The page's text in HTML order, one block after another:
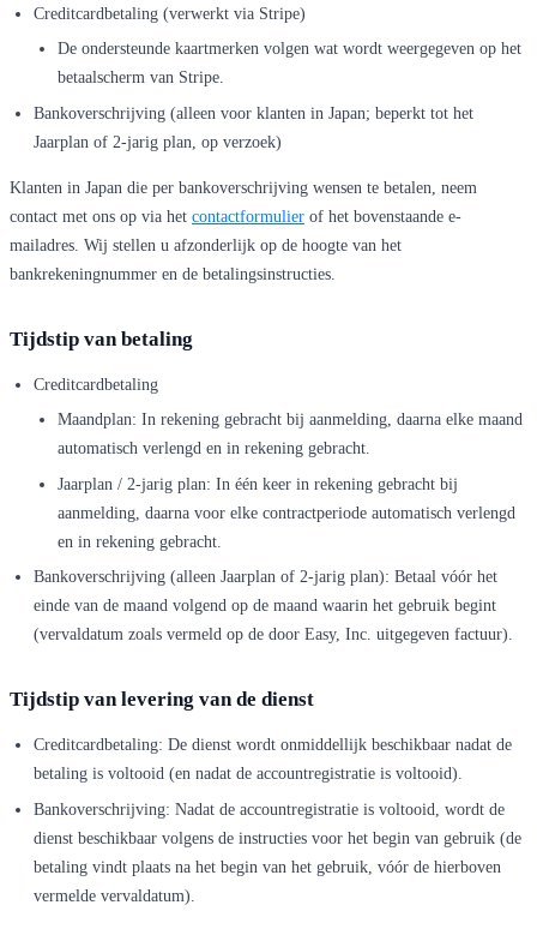
Creditcardbetaling (verwerkt via Stripe)
De ondersteunde kaartmerken volgen wat wordt weergegeven op het
betaalscherm van Stripe.
Bankoverschrijving (alleen voor klanten in Japan; beperkt tot het
Jaarplan of 2-jarig plan, op verzoek)
Klanten in Japan die per bankoverschrijving wensen te betalen, neem
contact met ons op via het contactformulier of het bovenstaande e-
mailadres. Wij stellen u afzonderlijk op de hoogte van het
bankrekeningnummer en de betalingsinstructies.
Tijdstip van betaling
Creditcardbetaling
Maandplan: In rekening gebracht bij aanmelding, daarna elke maand
automatisch verlengd en in rekening gebracht.
Jaarplan / 2-jarig plan: In één keer in rekening gebracht bij
aanmelding, daarna voor elke contractperiode automatisch verlengd
en in rekening gebracht.
Bankoverschrijving (alleen Jaarplan of 2-jarig plan): Betaal vóór het
einde van de maand volgend op de maand waarin het gebruik begint
(vervaldatum zoals vermeld op de door Easy, Inc. uitgegeven factuur).
Tijdstip van levering van de dienst
Creditcardbetaling: De dienst wordt onmiddellijk beschikbaar nadat de
betaling is voltooid (en nadat de accountregistratie is voltooid).
Bankoverschrijving: Nadat de accountregistratie is voltooid, wordt de
dienst beschikbaar volgens de instructies voor het begin van gebruik (de
betaling vindt plaats na het begin van het gebruik, vóór de hierboven
vermelde vervaldatum).